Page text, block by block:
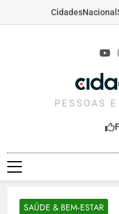
CidadesNacional
PESSOAS
SAÚDE & BEM‑ESTAR